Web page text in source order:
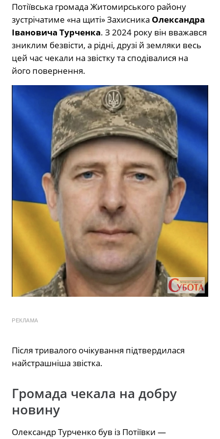
Потіївська громада Житомирського району
зустрічатиме «на щиті» Захисника Олександра
Івановича Турченка. З 2024 року він вважався
зниклим безвісти, а рідні, друзі й земляки весь
цей час чекали на звістку та сподівалися на
його повернення.
РЕКЛАМА
Після тривалого очікування підтвердилася
найстрашніша звістка.
Громада чекала на добру
новину
Олександр Турченко був із Потіївки —